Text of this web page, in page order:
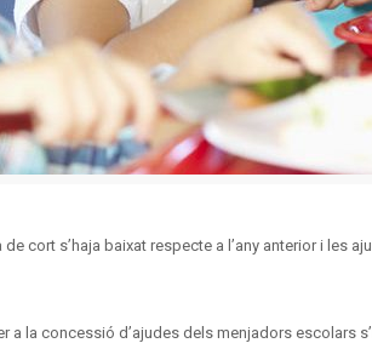
cort s’haja baixat respecte a l’any anterior i les
a la concessió d’ajudes dels menjadors escolars